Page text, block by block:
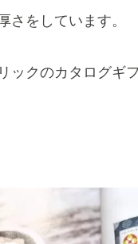
さをしています。
ックのカタログギ